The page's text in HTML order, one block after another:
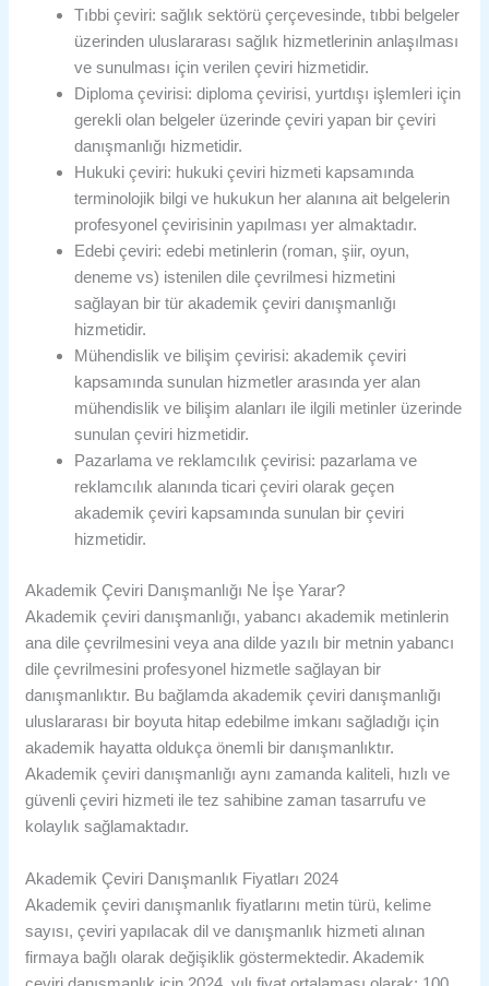
Tıbbi çeviri: sağlık sektörü çerçevesinde, tıbbi belgeler
üzerinden uluslararası sağlık hizmetlerinin anlaşılması
ve sunulması için verilen çeviri hizmetidir.
Diploma çevirisi: diploma çevirisi, yurtdışı işlemleri için
gerekli olan belgeler üzerinde çeviri yapan bir çeviri
danışmanlığı hizmetidir.
Hukuki çeviri: hukuki çeviri hizmeti kapsamında
terminolojik bilgi ve hukukun her alanına ait belgelerin
profesyonel çevirisinin yapılması yer almaktadır.
Edebi çeviri: edebi metinlerin (roman, şiir, oyun,
deneme vs) istenilen dile çevrilmesi hizmetini
sağlayan bir tür akademik çeviri danışmanlığı
hizmetidir.
Mühendislik ve bilişim çevirisi: akademik çeviri
kapsamında sunulan hizmetler arasında yer alan
mühendislik ve bilişim alanları ile ilgili metinler üzerinde
sunulan çeviri hizmetidir.
Pazarlama ve reklamcılık çevirisi: pazarlama ve
reklamcılık alanında ticari çeviri olarak geçen
akademik çeviri kapsamında sunulan bir çeviri
hizmetidir.
Akademik Çeviri Danışmanlığı Ne İşe Yarar?
Akademik çeviri danışmanlığı, yabancı akademik metinlerin
ana dile çevrilmesini veya ana dilde yazılı bir metnin yabancı
dile çevrilmesini profesyonel hizmetle sağlayan bir
danışmanlıktır. Bu bağlamda akademik çeviri danışmanlığı
uluslararası bir boyuta hitap edebilme imkanı sağladığı için
akademik hayatta oldukça önemli bir danışmanlıktır.
Akademik çeviri danışmanlığı aynı zamanda kaliteli, hızlı ve
güvenli çeviri hizmeti ile tez sahibine zaman tasarrufu ve
kolaylık sağlamaktadır.
Akademik Çeviri Danışmanlık Fiyatları 2024
Akademik çeviri danışmanlık fiyatlarını metin türü, kelime
sayısı, çeviri yapılacak dil ve danışmanlık hizmeti alınan
firmaya bağlı olarak değişiklik göstermektedir. Akademik